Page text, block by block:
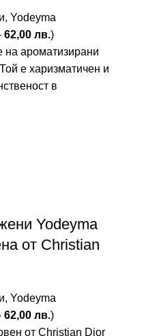
, Yodeyma
62,00 лв.)
ароматизирани
е харизматичен и
в
Yodeyma
от Christian
, Yodeyma
62,00 лв.)
от Christian Dior